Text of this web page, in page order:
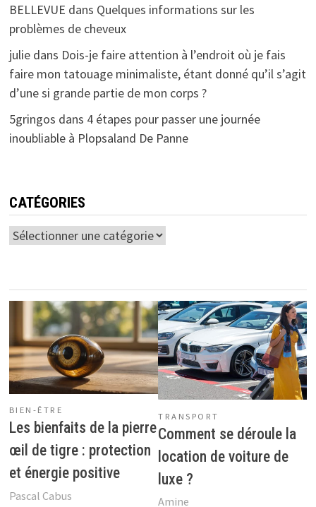
BELLEVUE dans Quelques informations sur les
problèmes de cheveux
juliedans Dois-je faire attention à l’endroit où je fais
faire mon tatouage minimaliste, étant donné qu’il s’agit
d’une si grande partie de mon corps ?
5gringos dans 4 étapes pour passer une journée
inoubliable à Plopsaland De Panne
CATÉGORIES
Catégories
BIEN-ÊTRE
Les bienfaits de la pierre
œil de tigre : protection
et énergie positive
Pascal Cabus
TRANSPORT
Comment se déroule la
location de voiture de
luxe ?
Amine